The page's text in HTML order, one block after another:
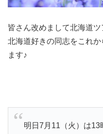
皆さん改めまして北海道
北海道好きの同志をこれ
ます♪
明日7月11（火）は